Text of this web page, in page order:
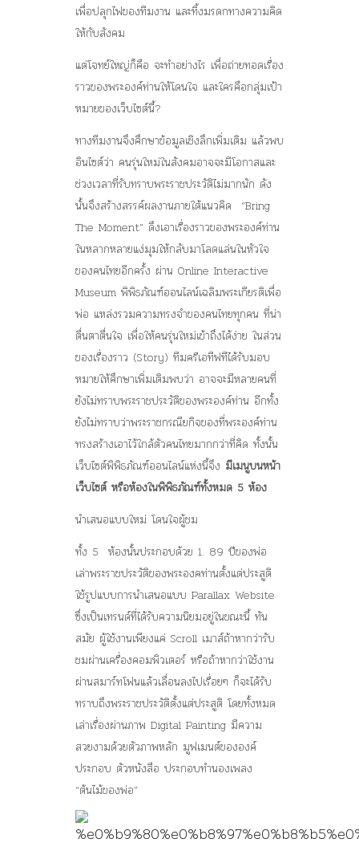
เพื่อปลุกไฟของทีมงาน และทิ้งมรดกทางความคิด
ให้กับสังคม
แต่โจทย์ใหญ่ก็คือ จะทำอย่างไร เพื่อถ่ายทอดเรื่อง
ราวของพระองค์ท่านให้โดนใจ และใครคือกลุ่มเป้า
หมายของเว็บไซต์นี้?
ทางทีมงานจึงศึกษาข้อมูลเชิงลึกเพิ่มเติม แล้วพบ
อินไซต์ว่า คนรุ่นใหม่ในสังคมอาจจะมีโอกาสและ
ช่วงเวลาที่รับทราบพระราชประวัติไม่มากนัก ดัง
นั้นจึงสร้างสรรค์ผลงานภายใต้แนวคิด
“Bring
The Moment” ดึงเอาเรื่องราวของพระองค์ท่าน
ในหลากหลายแง่มุมให้กลับมาโลดแล่นในหัวใจ
ของคนไทยอีกครั้ง ผ่าน Online Interactive
Museum พิพิธภัณฑ์ออนไลน์เฉลิมพระเกียรติเพื่อ
พ่อ แหล่งรวมความทรงจำของคนไทยทุกคน ที่น่า
ตื่นตาตื่นใจ เพื่อให้คนรุ่นใหม่เข้าถึงได้ง่าย ในส่วน
ของเรื่องราว (Story) ทีมครีเอทีฟทีไ่ด้รับมอบ
หมายให้ศึกษาเพิ่มเติมพบว่า อาจจะมีหลายคนที่
ยังไม่ทราบพระราชประวัติของพระองค์ท่าน อีกทั้ง
ยังไม่ทราบว่าพระราชกรณียกิจของที่พระองค์ท่าน
ทรงสร้างเอาไว้ใกล้ตัวคนไทยมากกว่าที่คิด ทั้งนั้น
เว็บไซต์พิพิธภัณฑ์ออนไลน์แห่งนี้จึง มีเมนูบนหน้า
เว็บไซต์ หรือห้องในพิพิธภัณฑ์ทั้งหมด 5 ห้อง
นำเสนอแบบใหม่ โดนใจผู้ชม
ทั้ง 5 ห้องนั้นประกอบด้วย 1. 89 ปีของพ่อ
เล่าพระราชประวัติของพระองคท่านตั้งแต่ประสูติ
ใช้รูปแบบการนำเสนอแบบ Parallax Website
ซึ่งเป็นเทรนด์ที่ได้รับความนิยมอยู่ในขณะนี้ ทัน
สมัย ผู้ใช้งานเพียงแค่ Scroll เมาส์ถ้าหากว่ารับ
ชมผ่านเครื่องคอมพิวเตอร์ หรือถ้าหากว่าใช้งาน
ผ่านสมาร์ทโฟนแล้วเลื่อนลงไปเรื่อยๆ ก็จะได้รับ
ทราบถึงพระราชประวัติตั้งแต่ประสูติ โดยทั้งหมด
เล่าเรื่องผ่านภาพ Digital Painting มีความ
สวยงามด้วยตัวภาพหลัก มูฟเมนต์ขององค์
ประกอบ ตัวหนังสือ ประกอบทำนองเพลง
“ต้นไม้ของพ่อ”